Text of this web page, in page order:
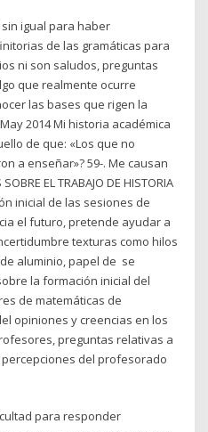
igual para haber
de las gramáticas para
ni son saludos, preguntas
que realmente ocurre
las bases que rigen la
2014 Mi historia académica
de que: «Los que no
a enseñar»? 59-. Me causan
EL TRABAJO DE HISTORIA
inicial de las sesiones de
el futuro, pretende ayudar a
texturas como hilos
aluminio, papel de se
la formación inicial del
de matemáticas de
opiniones y creencias en los
preguntas relativas a
del profesorado
para responder